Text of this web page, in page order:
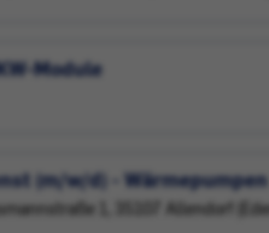
Module
(m/w/d) - Wärmepumpen
1, 35107 Allendorf